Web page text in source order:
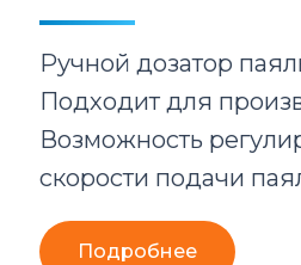
Ручной дозатор
Подходит для
Возможность
скорости подачи
Подробнее